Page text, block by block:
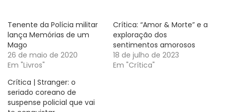
Tenente da Polícia militar
lança Memórias de um
Mago
26 de maio de 2020
Em "Livros"
Crítica: “Amor & Morte” e a
exploração dos
sentimentos amorosos
18 de julho de 2023
Em "Crítica"
Crítica | Stranger: o
seriado coreano de
suspense policial que vai